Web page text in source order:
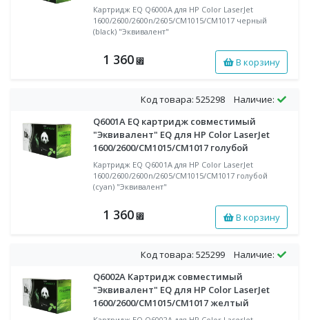
Картридж EQ Q6000A для HP Color LaserJet
1600/2600/2600n/2605/CM1015/CM1017 черный
(black) "Эквивалент"
1 360 ⃏ В корзину
Код товара: 525298
Наличие:
Q6001A EQ картридж совместимый
"Эквивалент" EQ для HP Color LaserJet
1600/2600/CM1015/CM1017 голубой
Картридж EQ Q6001A для HP Color LaserJet
1600/2600/2600n/2605/CM1015/CM1017 голубой
(cyan) "Эквивалент"
1 360 ⃏ В корзину
Код товара: 525299
Наличие:
Q6002A Картридж совместимый
"Эквивалент" EQ для HP Color LaserJet
1600/2600/CM1015/CM1017 желтый